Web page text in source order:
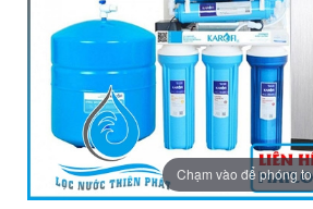
Chạm vào để phóng to